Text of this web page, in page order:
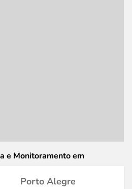
e Monitoramento em
Porto Alegre